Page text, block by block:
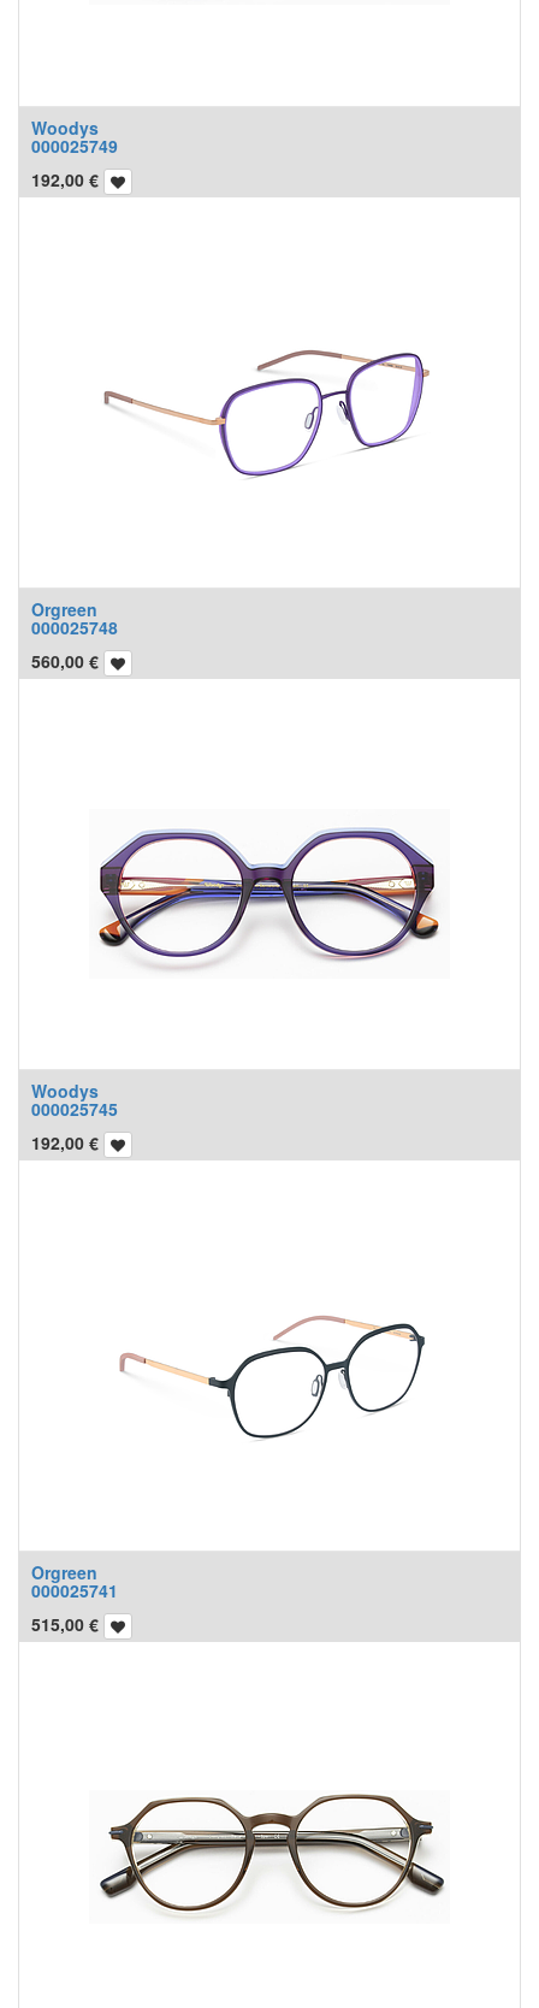
Woodys
000025749
192,00 €
Orgreen
000025748
560,00 €
Woodys
000025745
192,00 €
Orgreen
000025741
515,00 €